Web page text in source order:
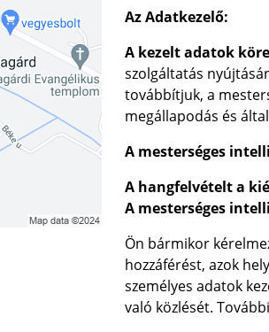
Az Adatkezelő:
A kezelt adatok
szolgáltatás
továbbítjuk, a
megállapodás és
A mesterséges
A hangfelvételt a
A mesterséges
Ön bármikor
hozzáférést, azok
személyes adatok
való közlését.